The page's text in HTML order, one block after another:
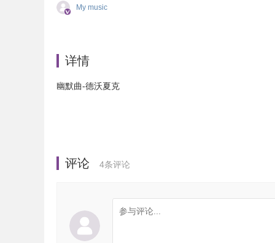
My music
详情
幽默曲-德沃夏克
评论 4条评论